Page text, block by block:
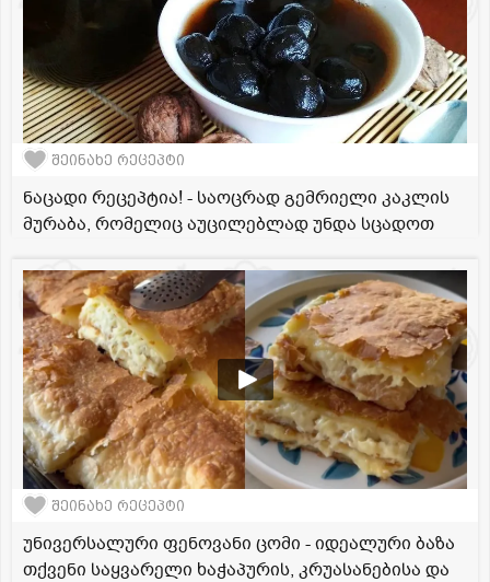
შეინახე რეცეპტი
ნაცადი რეცეპტია! - საოცრად გემრიელი კაკლის
მურაბა, რომელიც აუცილებლად უნდა სცადოთ
შეინახე რეცეპტი
უნივერსალური ფენოვანი ცომი - იდეალური ბაზა
თქვენი საყვარელი ხაჭაპურის, კრუასანებისა და